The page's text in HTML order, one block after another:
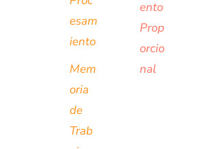
esam
iento
Mem
oria
de
Trab
ento
Prop
orcio
nal